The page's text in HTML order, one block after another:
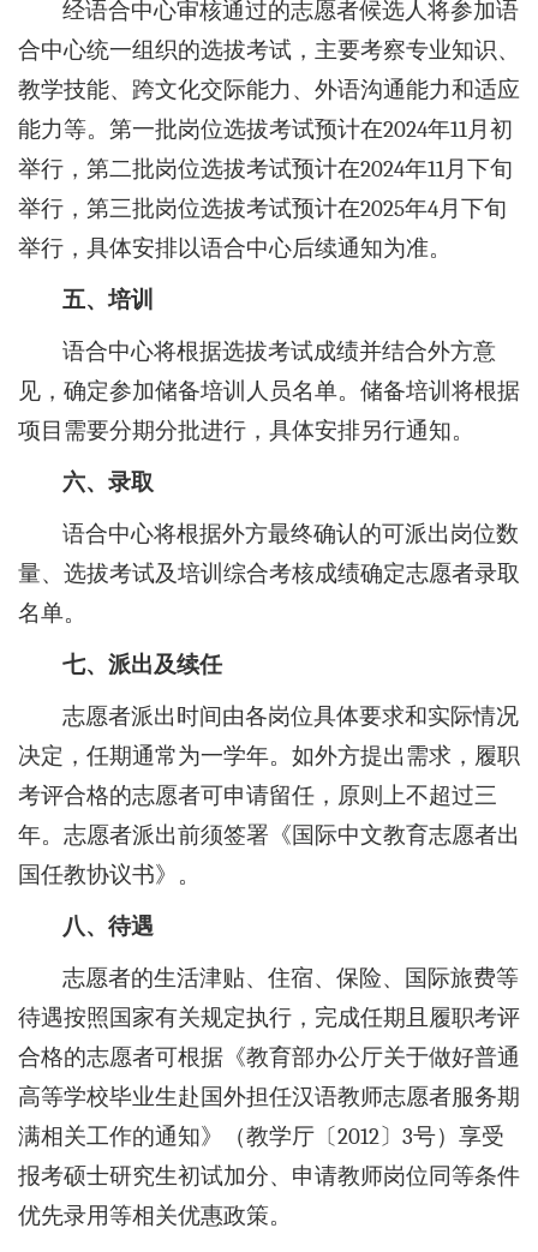
经语合中心审核通过的志愿者候选人将参加语
合中心统一组织的选拔考试，主要考察专业知识、
教学技能、跨文化交际能力、外语沟通能力和适应
能力等。第一批岗位选拔考试预计在2024年11月初
举行，第二批岗位选拔考试预计在2024年11月下旬
举行，第三批岗位选拔考试预计在2025年4月下旬
举行，具体安排以语合中心后续通知为准。
五、培训
语合中心将根据选拔考试成绩并结合外方意
见，确定参加储备培训人员名单。储备培训将根据
项目需要分期分批进行，具体安排另行通知。
六、录取
语合中心将根据外方最终确认的可派出岗位数
量、选拔考试及培训综合考核成绩确定志愿者录取
名单。
七、派出及续任
志愿者派出时间由各岗位具体要求和实际情况
决定，任期通常为一学年。如外方提出需求，履职
考评合格的志愿者可申请留任，原则上不超过三
年。志愿者派出前须签署《国际中文教育志愿者出
国任教协议书》。
八、待遇
志愿者的生活津贴、住宿、保险、国际旅费等
待遇按照国家有关规定执行，完成任期且履职考评
合格的志愿者可根据《教育部办公厅关于做好普通
高等学校毕业生赴国外担任汉语教师志愿者服务期
满相关工作的通知》（教学厅〔2012〕3号）享受
报考硕士研究生初试加分、申请教师岗位同等条件
优先录用等相关优惠政策。